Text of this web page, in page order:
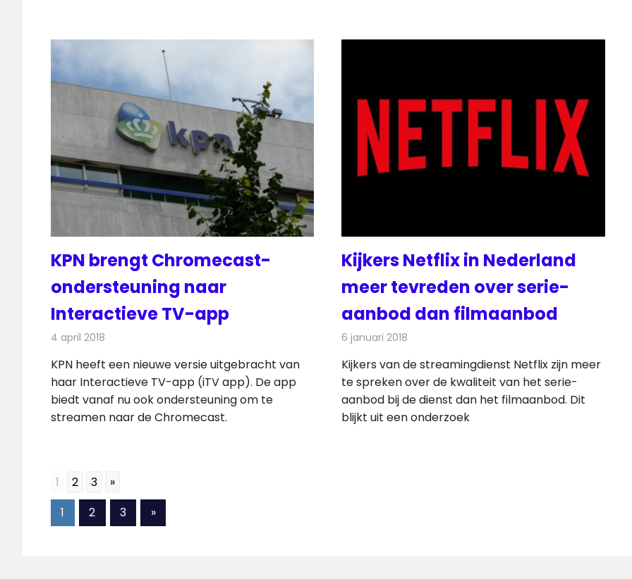
KPN brengt Chromecast-
ondersteuning naar
Interactieve TV-app
4 april 2018
KPN heeft een nieuwe versie uitgebracht van
haar Interactieve TV-app (iTV app). De app
biedt vanaf nu ook ondersteuning om te
streamen naar de Chromecast.
Kijkers Netflix in Nederland
meer tevreden over serie-
aanbod dan filmaanbod
6 januari 2018
Kijkers van de streamingdienst Netflix zijn meer
te spreken over de kwaliteit van het serie-
aanbod bij de dienst dan het filmaanbod. Dit
blijkt uit een onderzoek
1 2 3 »
Berichten
1 2 3
Volgende
berichten
»